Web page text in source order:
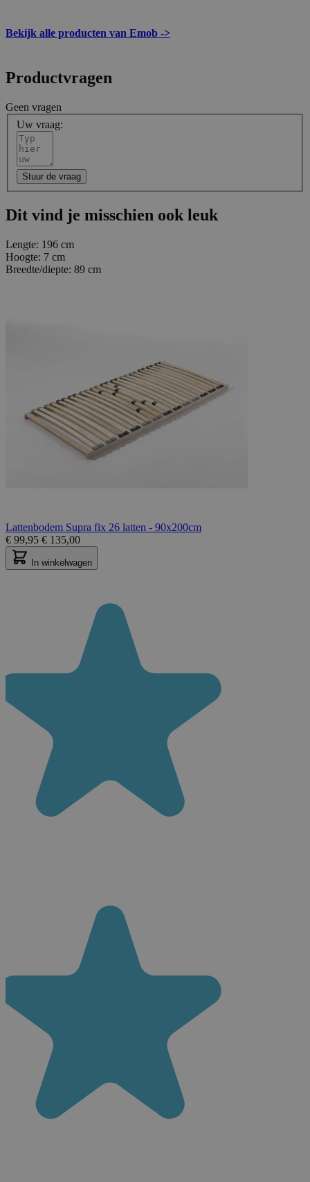
Bekijk alle producten van Emob ->
Productvragen
Geen vragen
Uw vraag:
Stuur de vraag
Dit vind je misschien ook leuk
Lengte: 196 cm
Hoogte: 7 cm
Breedte/diepte: 89 cm
Lattenbodem Supra fix 26 latten - 90x200cm
€ 99,95 € 135,00
In winkelwagen